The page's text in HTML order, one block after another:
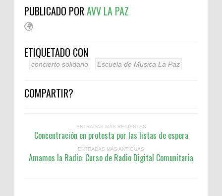
PUBLICADO PORAVV LA PAZ
ETIQUETADO CON
concierto solidario Escuela de Música La Paz
COMPARTIR?
ENTRADAS MÁS RECIENTES
Concentración en protesta por las listas de espera
ENTRADAS MÁS ANTIGUAS
Amamos la Radio: Curso de Radio Digital Comunitaria